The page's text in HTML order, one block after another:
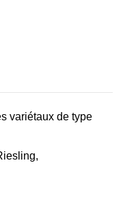
variétaux de type